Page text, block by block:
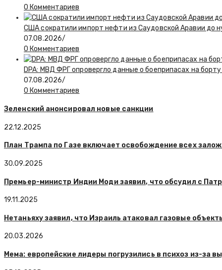
0 Комментариев
США сократили импорт нефти из Саудовской Аравии до
07.08.2026/
0 Комментариев
DPA: МВД ФРГ опровергло данные о боеприпасах на
07.08.2026/
0 Комментариев
Зеленский анонсировал новые санкции
22.12.2025
План Трампа по Газе включает освобождение всех
30.09.2025
Премьер-министр Индии Моди заявил, что обсудил с
19.11.2025
Нетаньяху заявил, что Израиль атаковал газовые
20.03.2026
Мема: европейские лидеры погрузились в психоз из-за